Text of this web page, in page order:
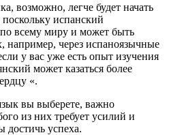
возможно, легче будет начать
испанский
всему миру и может быть
например, через испаноязычные
у вас уже есть опыт изучения
может казаться более
«.
вы выберете, важно
из них требует усилий и
достичь успеха.